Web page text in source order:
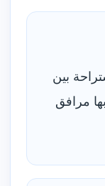
بين
مرافق